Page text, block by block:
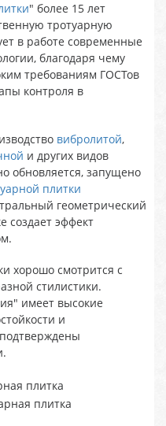
" более 15 лет
тротуарную
в работе современные
благодаря чему
требованиям ГОСТов
контроля в
вибролитой,
и других видов
обновляется, запущено
плитки
геометрический
создает эффект
хорошо смотрится с
стилистики.
имеет высокие
и